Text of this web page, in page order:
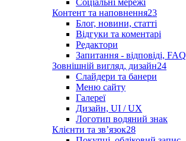
Соціальні мережі
Контент та наповнення23
Блог, новини, статті
Відгуки та коментарі
Редактори
Запитання - відповіді, FAQ
Зовнішній вигляд, дизайн24
Слайдери та банери
Меню сайту
Галереї
Дизайн, UI / UX
Логотип водяний знак
Клієнти та звʼязок28